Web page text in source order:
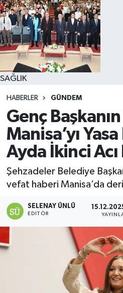
SAĞLIK
HABERLER GÜNDEM
Genç
Manisa’yı
Ayda İkinci Acı
Şehzadeler Belediye
vefat haberi Manisa’da
SELENAY ÜNLÜ
EDITÖR